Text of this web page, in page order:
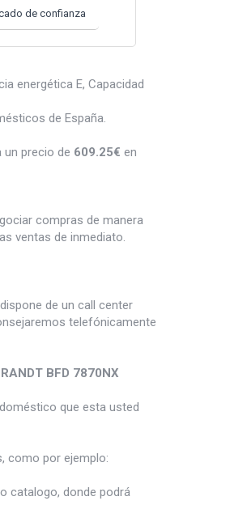
de confianza
energética E, Capacidad
de España.
un precio de 609.25€ en
compras de manera
ventas de inmediato.
de un call center
telefónicamente
BFD 7870NX
que esta usted
como por ejemplo:
catalogo, donde podrá